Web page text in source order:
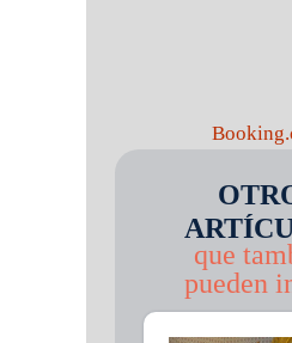
que
pueden